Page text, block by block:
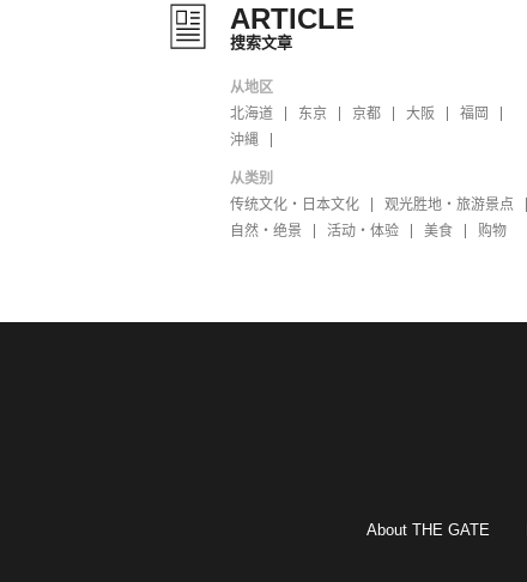
ARTICLE
搜索文章
从地区
北海道
东京 京都 大阪
福岡
沖縄
从类别
传统文化・日本文化
观光胜地・旅游景点
自然・绝景
活动・体验 美食 购物
About THE GATE